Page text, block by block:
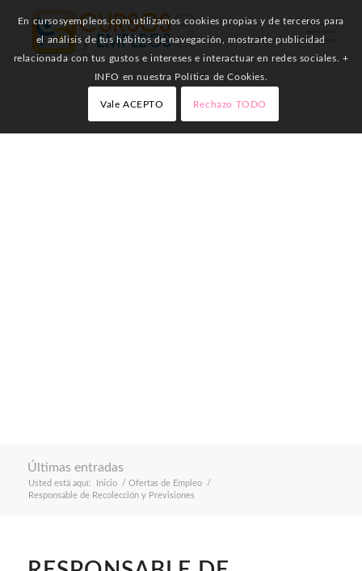
Últimas entradas
Usted está aquí: Inicio / Ofertas de Empleo
/
Responsable de Recolección y Previsiones
En cursosyempleos.com utilizamos cookies propias y de terceros para
el análisis de tus hábitos de navegación, mostrarte publicidad
relacionada con tus gustos e intereses e interactuar en redes sociales. +
INFO en nuestra Política de Cookies.
Vale ACEPTO Rechazo TODO